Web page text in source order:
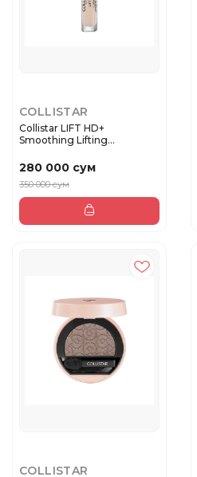
COLLISTAR
Collistar LIFT HD+
Smoothing Lifting
280 000 сум
350 000 сум
COLLISTAR